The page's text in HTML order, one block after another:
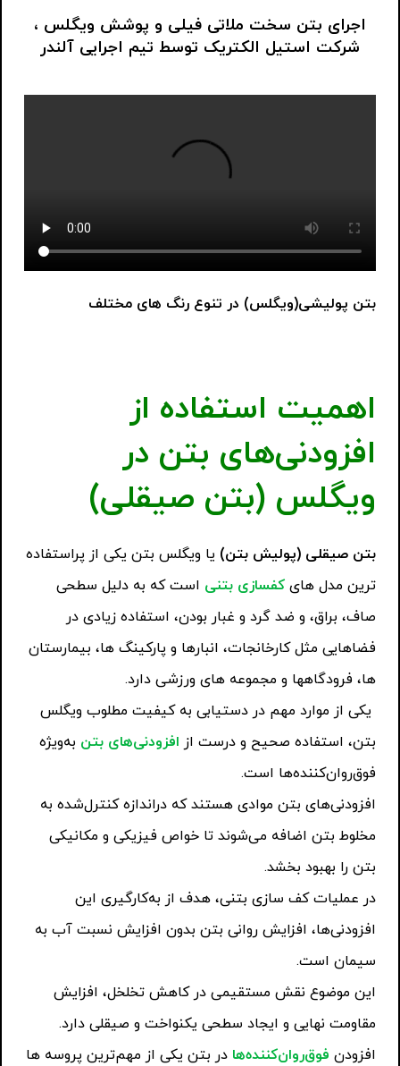
اجرای بتن سخت ملاتی فیلی و پوشش ویگلس ،
شرکت استیل الکتریک توسط تیم اجرایی آلندر
بتن پولیشی(ویگلس) در تنوع رنگ های مختلف
اهمیت استفاده از
افزودنی‌های بتن در
ویگلس (بتن صیقلی)
بتن صیقلی (پولیش بتن) یا ویگلس بتن یکی از پراستفاده
ترین مدل های کفسازی بتنی است که به دلیل سطحی
صاف، براق، و ضد گرد و غبار بودن، استفاده زیادی در
فضاهایی مثل کارخانجات، انبارها و پارکینگ ها، بیمارستان
ها، فرودگاهها و مجموعه های ورزشی دارد.
یکی از موارد مهم در دستیابی به کیفیت مطلوب ویگلس
بتن، استفاده صحیح و درست از افزودنی‌های بتن به‌ویژه
فوق‌روان‌کننده‌ها است.
افزودنی‌های بتن موادی هستند که دراندازه کنترل‌شده به
مخلوط بتن اضافه می‌شوند تا خواص فیزیکی و مکانیکی
بتن را بهبود بخشد.
در عملیات کف سازی بتنی، هدف از به‌کارگیری این
افزودنی‌ها، افزایش روانی بتن بدون افزایش نسبت آب به
سیمان است.
این موضوع نقش مستقیمی در کاهش تخلخل، افزایش
مقاومت نهایی و ایجاد سطحی یکنواخت و صیقلی دارد.
افزودن فوق‌روان‌کننده‌ها در بتن یکی از مهم‌ترین پروسه ها